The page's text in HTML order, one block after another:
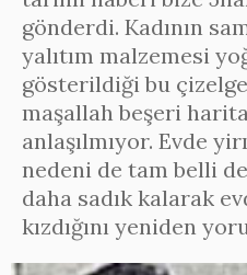
gönderdi. Kadının
yalıtım malzemesi
gösterildiği bu
maşallah beşeri
anlaşılmıyor. Evde
nedeni de tam belli
daha sadık kalarak
kızdığını yeniden